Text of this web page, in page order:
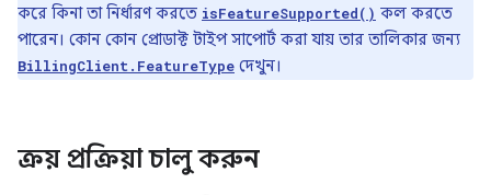
করে কিনা তা নির্ধারণ করতে isFeatureSupported() কল করতে
পারেন। কোন কোন প্রোডাক্ট টাইপ সাপোর্ট করা যায় তার তালিকার জন্য
BillingClient.FeatureType দেখুন।
ক্রয় প্রক্রিয়া চালু করুন